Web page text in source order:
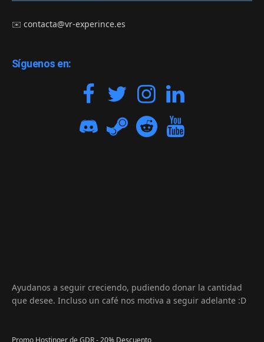
✉️contacta@vr-experince.es
Síguenos en:
Ayudanos a seguir creciendo, pudiendo donar la cantidad
que desee. Incluso un café nos motiva a seguir adelante :D
Promo Hostinger de GDR - 20% Descuento